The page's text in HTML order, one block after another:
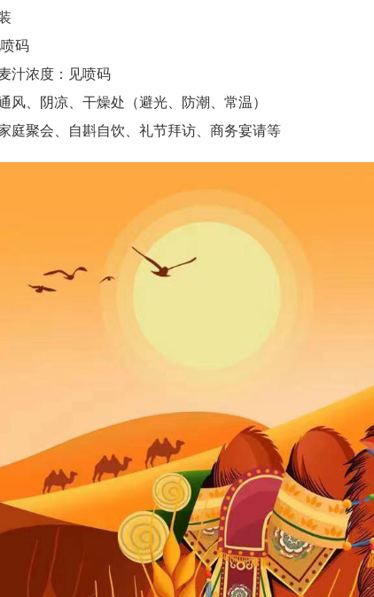
码
汁浓度：见喷码
风、阴凉、干燥处（避光、防潮、常温）
庭聚会、自斟自饮、礼节拜访、商务宴请等